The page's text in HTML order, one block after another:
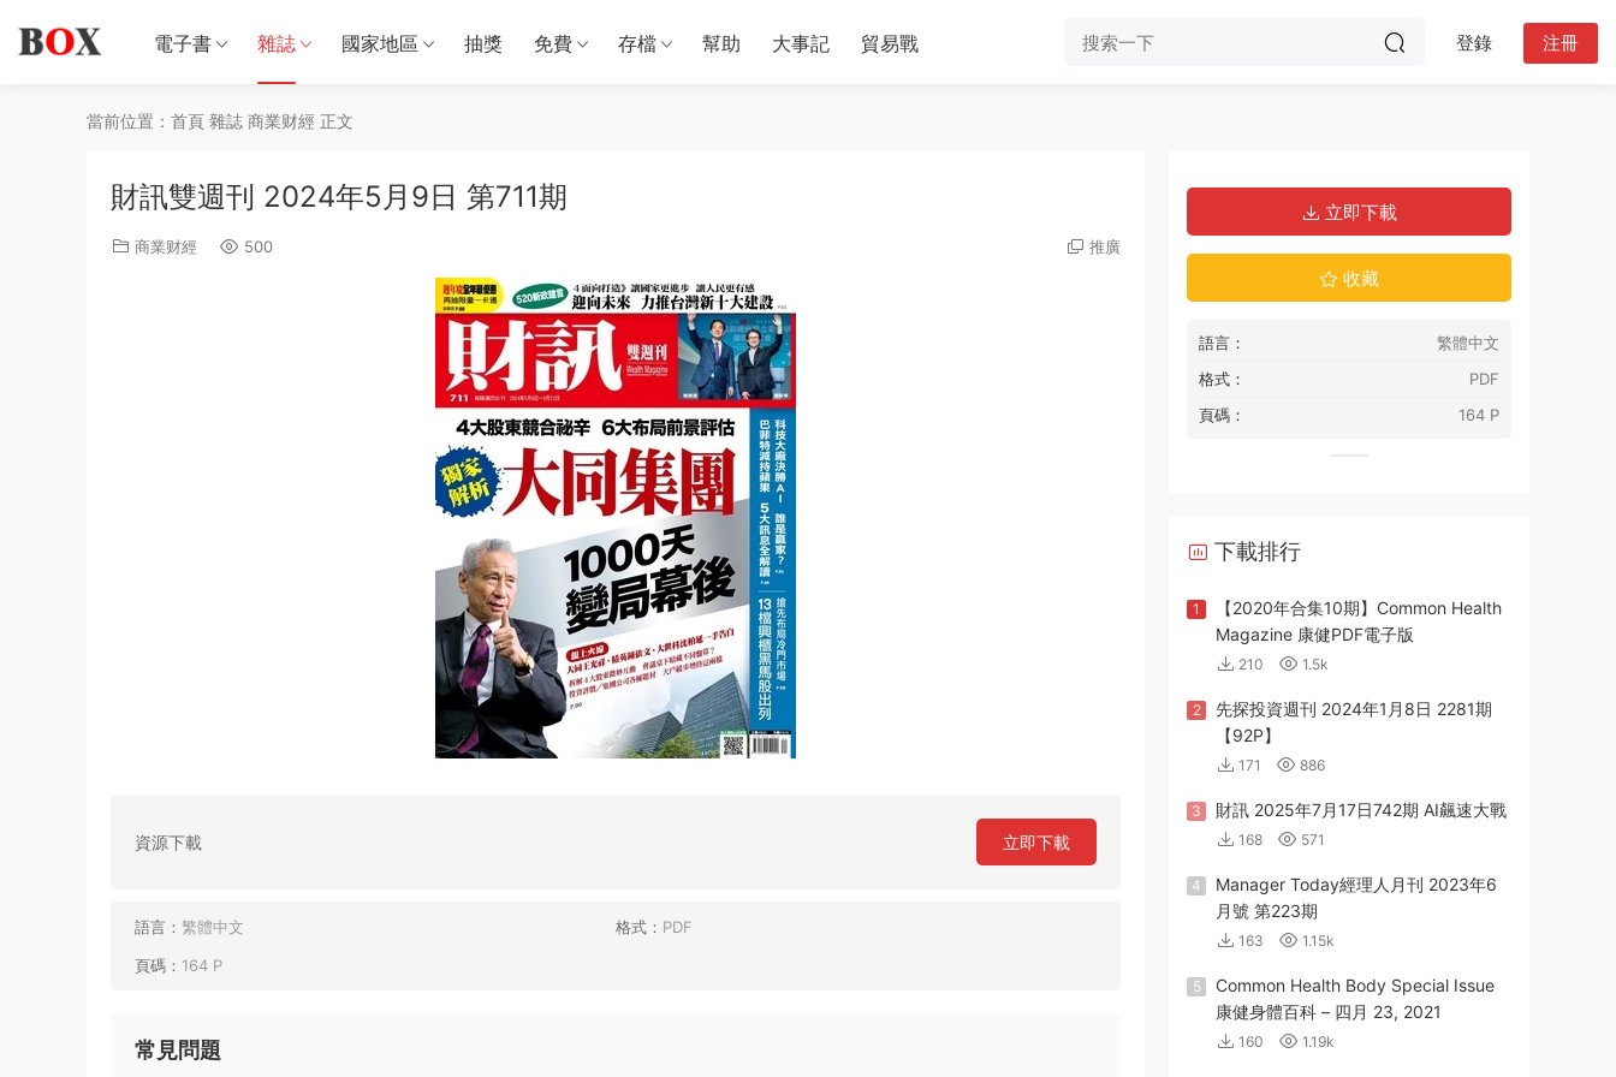
電子書 雜誌 國家地區 抽獎 免費 存檔 幫助 大事記 貿易戰 登錄 注冊
當前位置： 首頁 雜誌 商業财經 正文
財訊雙週刊 2024年5月9日 第711期
商業财經 500 推廣
資源下載 立即下載
語言： 繁體中文 格式： PDF
頁碼： 164 P
常見問題
立即下載
收藏
語言：
繁體中文
格式：
PDF
頁碼：
164 P
下載排行
1
【2020年合集10期】Common Health
Magazine 康健PDF電子版
210 1.5k
2
先探投資週刊 2024年1月8日 2281期
【92P】
171 886
3 財訊 2025年7月17日742期 AI飆速大戰
168 571
4
Manager Today經理人月刊 2023年6
月號 第223期
163 1.15k
5
Common Health Body Special Issue
康健身體百科 – 四月 23, 2021
160 1.19k